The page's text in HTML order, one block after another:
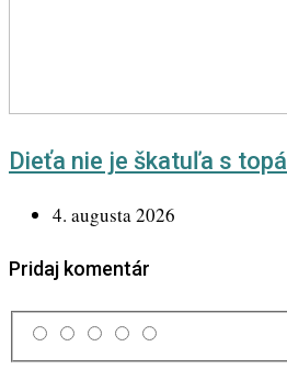
Dieťa nie je škatuľa s
4. augusta 2026
Pridaj komentár